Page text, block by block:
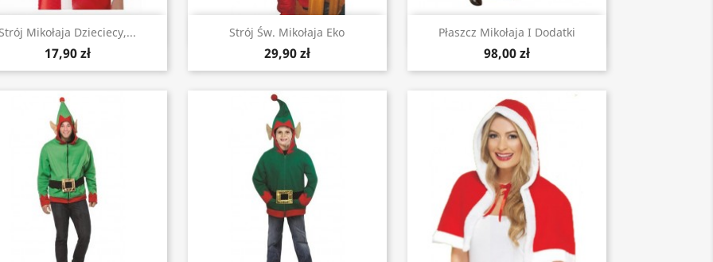
Mikołaja Dzieciecy,...
17,90 zł
Szybki podgląd Strój Św. Mikołaja Eko
29,90 zł
Szybki podgląd Płaszcz Mikołaja I Dodatki
98,00 zł
Szybki podgląd